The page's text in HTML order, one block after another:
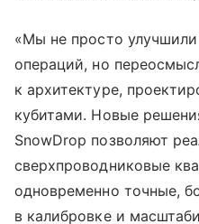
«Мы не просто
операций, но
к архитектуре,
кубитами. Новые
SnowDrop позволяют
сверхпроводниковые
одновременно точные,
в калибровке и